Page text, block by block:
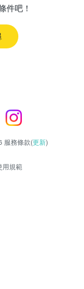
件吧！
服務條款(更新)
用規範